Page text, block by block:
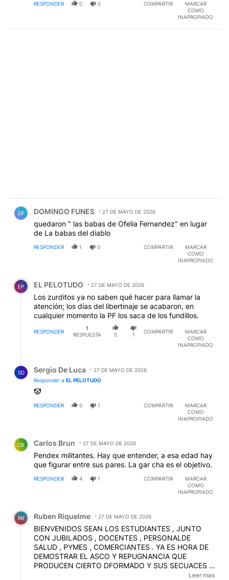
RESPONDER 0 0 COMPARTIR
MARCAR
COMO
INAPROPIADO
DF DOMINGO FUNES 27 DE MAYO DE 2026
quedaron " las babas de Ofelia Fernandez" en lugar
de La babas del diablo
RESPONDER 1 0 COMPARTIR
MARCAR
COMO
INAPROPIADO
Comentario de EL PELOTUDO.
EP EL PELOTUDO 27 DE MAYO DE 2026
Los zurditos ya no saben qué hacer para llamar la
atención; los días del libertinaje se acabaron, en
cualquier momento la PF los saca de los fundillos.
RESPONDER
1
RESPUESTA
5 1
COMPARTIR
MARCAR
COMO
INAPROPIADO
SD Sergio De Luca
27 DE MAYO DE 2026
Responder a EL PELOTUDO
🤡
RESPONDER 0 1 COMPARTIR
MARCAR
COMO
INAPROPIADO
CB Carlos Brun 27 DE MAYO DE 2026
Pendex militantes. Hay que entender, a esa edad hay
que figurar entre sus pares. La gar cha es el objetivo.
RESPONDER 4 1 COMPARTIR
MARCAR
COMO
INAPROPIADO
Comentario de Ruben Riquelme.
RR Ruben Riquelme 27 DE MAYO DE 2026
BIENVENIDOS SEAN LOS ESTUDIANTES , JUNTO
CON JUBILADOS , DOCENTES , PERSONALDE
SALUD , PYMES , COMERCIANTES . YA ES HORA DE
DEMOSTRAR EL ASCO Y REPUGNANCIA QUE
PRODUCEN CIERTO DFORMADO Y SUS SECUACES .
Leer mas